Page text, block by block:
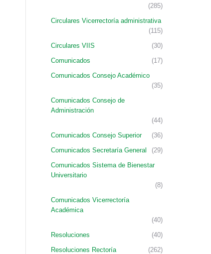
(285)
Circulares Vicerrectoría administrativa
(115)
Circulares VIIS
(30)
Comunicados
(17)
Comunicados Consejo Académico
(35)
Comunicados Consejo de
Administración
(44)
Comunicados Consejo Superior
(36)
Comunicados Secretaría General
(29)
Comunicados Sistema de Bienestar
Universitario
(8)
Comunicados Vicerrectoría
Académica
(40)
Resoluciones
(40)
Resoluciones Rectoría
(262)